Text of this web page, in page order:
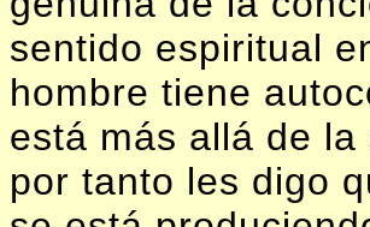
sentido espiritual
hombre tiene
está más allá de
por tanto les digo